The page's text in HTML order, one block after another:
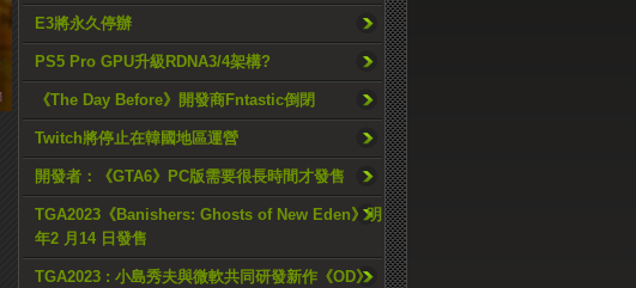
E3將永久停辦
PS5 Pro GPU升級RDNA3/4架構?
《The Day Before》開發商Fntastic倒閉
Twitch將停止在韓國地區運營
開發者：《GTA6》PC版需要很長時間才發售
TGA2023《Banishers: Ghosts of New Eden》明
年2 月14 日發售
TGA2023 : 小島秀夫與微軟共同研發新作《OD》